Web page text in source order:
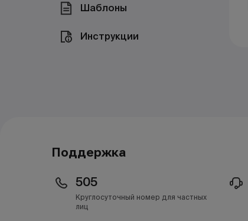
Шаблоны
Инструкции
Поддержка
505
Круглосуточный номер для частных
лиц